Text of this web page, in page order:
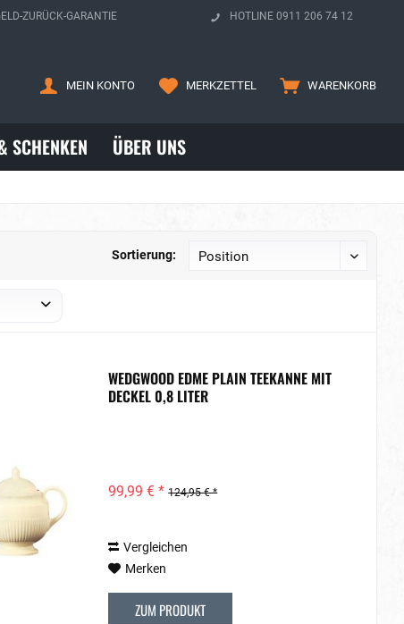
ZURÜCK-GARANTIE HOTLINE 0911 206 74 12
WARENKORB
MERKZETTEL
MEIN KONTO
SCHENKEN ÜBER UNS
Sortierung:
WEDGWOOD EDME PLAIN TEEKANNE MIT
DECKEL 0,8 LITER
99,99 € * 124,95 € *
Vergleichen
Merken
ZUM PRODUKT